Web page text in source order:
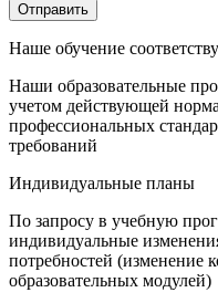
Отправить
Наше обучение
Наши образовательные
учетом действующей
профессиональных
требований
Индивидуальные планы
По запросу в учебную
индивидуальные
потребностей (изменение
образовательных модулей)